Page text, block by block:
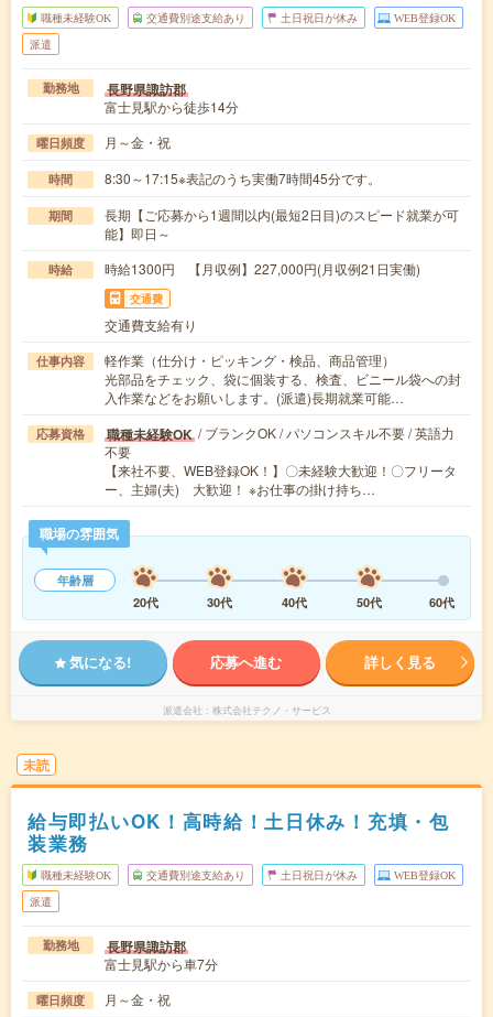
職種未経験OK 交通費別途支給あり 土日祝日が休み WEB登録OK
派遣
勤務地 長野県諏訪郡
富士見駅から徒歩14分
曜日頻度 月～金・祝
時間 8:30～17:15※表記のうち実働7時間45分です。
期間
長期【ご応募から1週間以内(最短2日目)のスピード就業が可
能】即日～
時給 時給1300円 【月収例】227,000円(月収例21日実働)
交通費
交通費支給有り
仕事内容
軽作業（仕分け・ピッキング・検品、商品管理）
光部品をチェック、袋に個装する、検査、ビニール袋への封
入作業などをお願いします。(派遣)長期就業可能…
応募資格 職種未経験OK / ブランクOK / パソコンスキル不要 / 英語力
不要
【来社不要、WEB登録OK！】〇未経験大歓迎！〇フリータ
ー、主婦(夫) 大歓迎！ ※お仕事の掛け持ち…
職場の雰囲気
年齢層
20代
30代 40代 50代 60代
気になる! 応募へ進む 詳しく見る
派遣会社 株式会社テクノ・サービス
未読
給与即払いOK！高時給！土日休み！充填・包
装業務
職種未経験OK 交通費別途支給あり 土日祝日が休み WEB登録OK
派遣
勤務地 長野県諏訪郡
富士見駅から車7分
曜日頻度 月～金・祝